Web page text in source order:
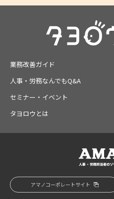
業務改善ガイド
人事・労務なんでもQ&A
セミナー・イベント
タヨロウとは
アマノコーポレートサイト